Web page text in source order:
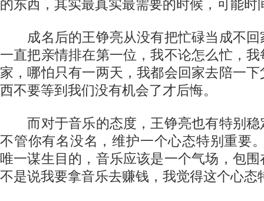
的东西，其实最真实最需要的时候，可能时
成名后的王铮亮从没有把忙碌当成不回
一直把亲情排在第一位，我不论怎么忙，
家，哪怕只有一两天，我都会回家去陪一
西不要等到我们没有机会了才后悔。
而对于音乐的态度，王铮亮也有特别稳
不管你有名没名，维护一个心态特别重要
唯一谋生目的，音乐应该是一个气场，包
不是说我要拿音乐去赚钱，我觉得这个心态